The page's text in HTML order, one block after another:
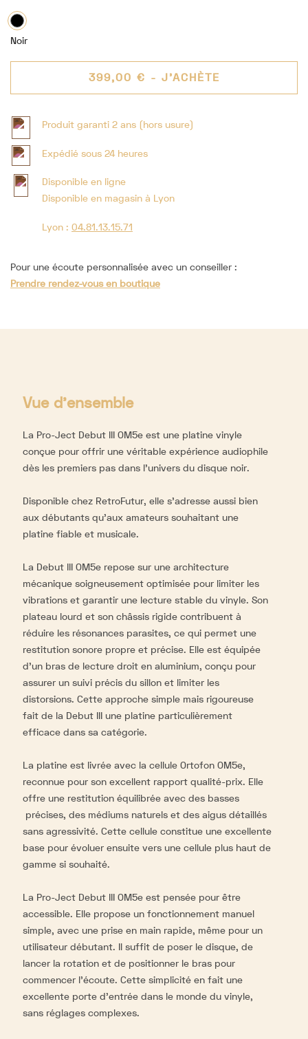
Noir
399,00 € - J'ACHÈTE
Produit garanti 2 ans (hors usure)
Expédié sous 24 heures
Disponible en ligne
Disponible en magasin à Lyon
Lyon : 04.81.13.15.71
Pour une écoute personnalisée avec un conseiller :
Prendre rendez-vous en boutique
Vue d'ensemble
La Pro-Ject Debut III OM5e est une platine vinyle
conçue pour offrir une véritable expérience audiophile
dès les premiers pas dans l’univers du disque noir.
Disponible chez RetroFutur, elle s’adresse aussi bien
aux débutants qu’aux amateurs souhaitant une
platine fiable et musicale.
La Debut III OM5e repose sur une architecture
mécanique soigneusement optimisée pour limiter les
vibrations et garantir une lecture stable du vinyle. Son
plateau lourd et son châssis rigide contribuent à
réduire les résonances parasites, ce qui permet une
restitution sonore propre et précise. Elle est équipée
d’un bras de lecture droit en aluminium, conçu pour
assurer un suivi précis du sillon et limiter les
distorsions. Cette approche simple mais rigoureuse
fait de la Debut III une platine particulièrement
efficace dans sa catégorie.
La platine est livrée avec la cellule Ortofon OM5e,
reconnue pour son excellent rapport qualité-prix. Elle
offre une restitution équilibrée avec des basses
précises, des médiums naturels et des aigus détaillés
sans agressivité. Cette cellule constitue une excellente
base pour évoluer ensuite vers une cellule plus haut de
gamme si souhaité.
La Pro-Ject Debut III OM5e est pensée pour être
accessible. Elle propose un fonctionnement manuel
simple, avec une prise en main rapide, même pour un
utilisateur débutant. Il suffit de poser le disque, de
lancer la rotation et de positionner le bras pour
commencer l’écoute. Cette simplicité en fait une
excellente porte d’entrée dans le monde du vinyle,
sans réglages complexes.